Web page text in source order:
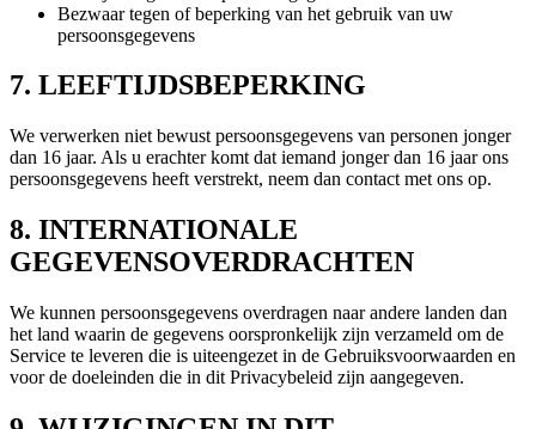
Bezwaar tegen of beperking van het gebruik van uw
persoonsgegevens
7. LEEFTIJDSBEPERKING
We verwerken niet bewust persoonsgegevens van personen jonger
dan 16 jaar. Als u erachter komt dat iemand jonger dan 16 jaar ons
persoonsgegevens heeft verstrekt, neem dan contact met ons op.
8. INTERNATIONALE
GEGEVENSOVERDRACHTEN
We kunnen persoonsgegevens overdragen naar andere landen dan
het land waarin de gegevens oorspronkelijk zijn verzameld om de
Service te leveren die is uiteengezet in de Gebruiksvoorwaarden en
voor de doeleinden die in dit Privacybeleid zijn aangegeven.